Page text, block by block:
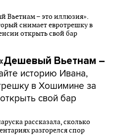
Вьетнам –
историю Ивана,
в Хошимине за
свой бар